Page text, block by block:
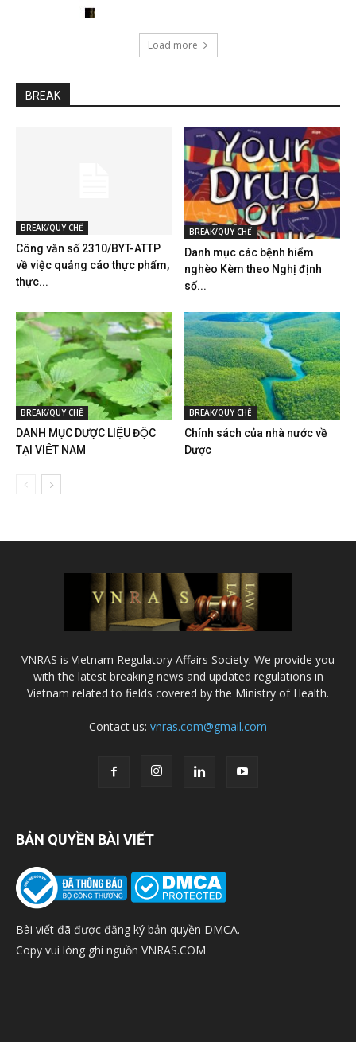
Load more
BREAK
BREAK/QUY CHẾ
Công văn số 2310/BYT-ATTP
về việc quảng cáo thực phẩm,
thực...
BREAK/QUY CHẾ
Danh mục các bệnh hiểm
nghèo Kèm theo Nghị định
số...
BREAK/QUY CHẾ
DANH MỤC DƯỢC LIỆU ĐỘC
TẠI VIỆT NAM
BREAK/QUY CHẾ
Chính sách của nhà nước về
Dược
VNRAS is Vietnam Regulatory Affairs Society. We provide you
with the latest breaking news and updated regulations in
Vietnam related to fields covered by the Ministry of Health.
Contact us: vnras.com@gmail.com
BẢN QUYỀN BÀI VIẾT
Bài viết đã được đăng ký bản quyền DMCA.
Copy vui lòng ghi nguồn VNRAS.COM